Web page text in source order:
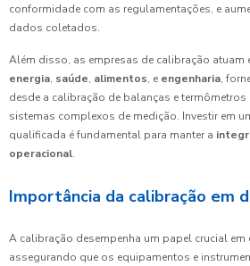
conformidade com as regulamentações, e
dados coletados.
Além disso, as empresas de calibração atuam
energia, saúde, alimentos, e engenharia,
desde a calibração de balanças e termômetros
sistemas complexos de medição. Investir em
qualificada é fundamental para manter a
operacional.
Importância da calibração em
A calibração desempenha um papel crucial em
assegurando que os equipamentos e